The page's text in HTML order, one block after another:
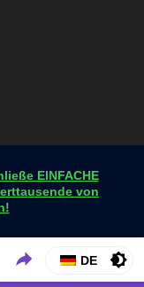
EINFACHE
von
Spielnachrichten nur bei
DE